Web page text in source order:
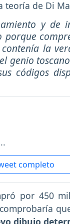
teoría de Di
y de
la
genio
códigos
completo
por 450
dibujo